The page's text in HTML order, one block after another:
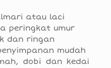
atau laci
peringkat umur
dan ringan
mudah
dobi dan kedai